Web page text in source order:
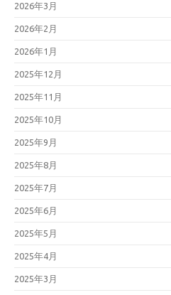
2026年3月
2026年2月
2026年1月
2025年12月
2025年11月
2025年10月
2025年9月
2025年8月
2025年7月
2025年6月
2025年5月
2025年4月
2025年3月